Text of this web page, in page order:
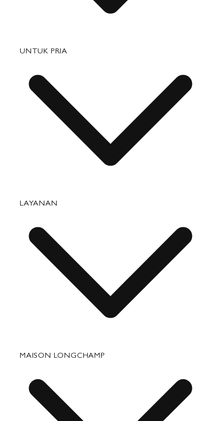
Perjalanan
Aksesori
UNTUK PRIA
Perjalanan
Aksesori
LAYANAN
Bagian Hubungan Media Kontak
Hubungi
MAISON LONGCHAMP